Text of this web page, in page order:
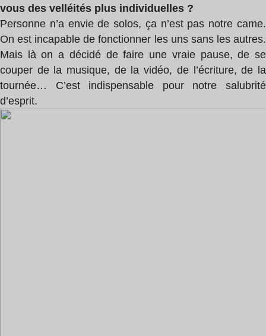
vous des velléités plus individuelles ?
Personne n’a envie de solos, ça n’est pas notre came.
On est incapable de fonctionner les uns sans les autres.
Mais là on a décidé de faire une vraie pause, de se
couper de la musique, de la vidéo, de l’écriture, de la
tournée… C’est indispensable pour notre salubrité
d’esprit.